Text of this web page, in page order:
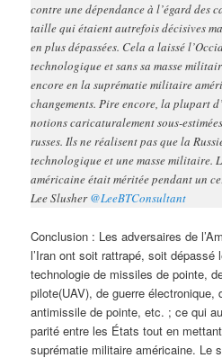
contre une dépendance à l’égard des
taille qui étaient autrefois décisives
en plus dépassées. Cela a laissé
technologique et sans sa masse
encore en la suprématie militaire
changements. Pire encore, la plupart
notions caricaturalement sous-
russes. Ils ne réalisent pas que la
technologique et une masse militaire.
américaine était méritée pendant un
Lee Slusher@LeeBTConsultant
Conclusion : Les adversaires de
l’Iran ont soit rattrapé, soit
technologie de missiles de pointe,
pilote(UAV), de guerre
antimissile de pointe, etc. ; ce qui
parité entre les États tout en
suprématie militaire américaine. Le